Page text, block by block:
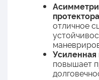
отличное
Усиленная
повышает